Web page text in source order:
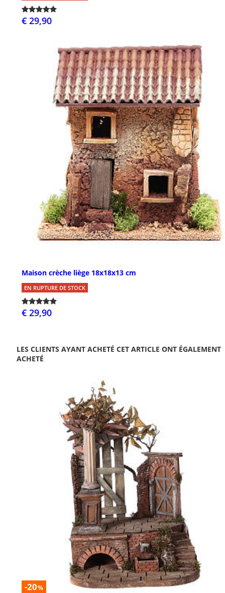
€ 29,90
Maison crèche liège 18x18x13 cm
EN RUPTURE DE STOCK
€ 29,90
LES CLIENTS AYANT ACHETÉ CET ARTICLE ONT ÉGALEMENT
ACHETÉ
-20%